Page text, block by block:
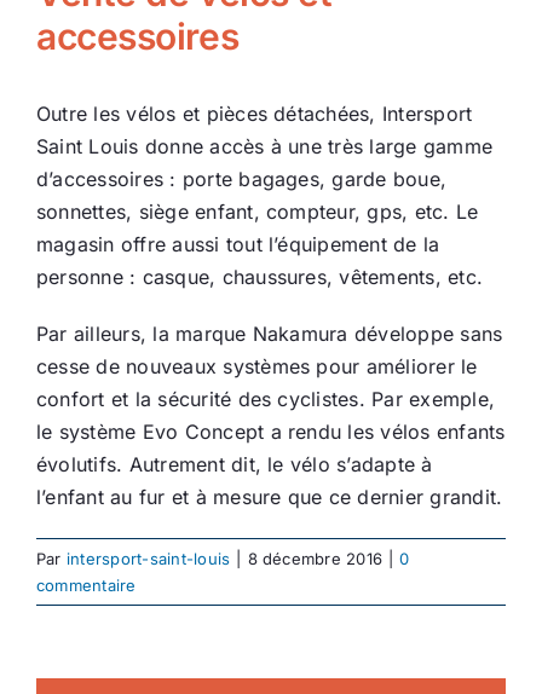
accessoires
Outre les vélos et pièces détachées, Intersport
Saint Louis donne accès à une très large gamme
d’accessoires : porte bagages, garde boue,
sonnettes, siège enfant, compteur, gps, etc. Le
magasin offre aussi tout l’équipement de la
personne : casque, chaussures, vêtements, etc.
Par ailleurs, la marque Nakamura développe sans
cesse de nouveaux systèmes pour améliorer le
confort et la sécurité des cyclistes. Par exemple,
le système Evo Concept a rendu les vélos enfants
évolutifs. Autrement dit, le vélo s’adapte à
l’enfant au fur et à mesure que ce dernier grandit.
Par intersport-saint-louis 8 décembre 2016
0
commentaire